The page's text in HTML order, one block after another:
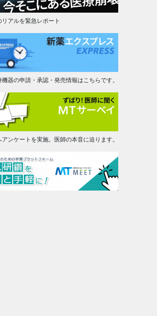
リアルを緊急レポート
器の申請・承認・発売情報はこちらです。
アンケートを実施。医師の本音に迫ります。